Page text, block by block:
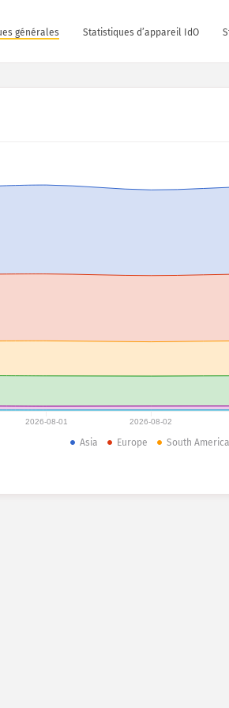
générales Statistiques d’appareil IdO
2026-08-01 2026-08-02
Asia Europe South America